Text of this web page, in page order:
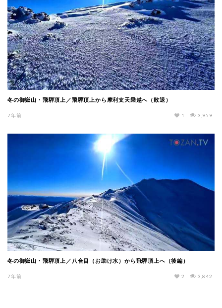
冬の御嶽山・飛騨頂上／飛騨頂上から摩利支天乗越へ（敗退）
7年前 3,959
1
冬の御嶽山・飛騨頂上／八合目（お助け水）から飛騨頂上へ（後編）
7年前 3,842
2